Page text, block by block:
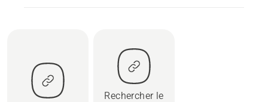
Rechercher le